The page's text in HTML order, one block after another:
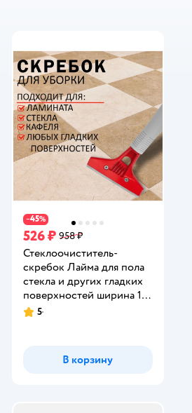
−45%
526 ₽ 958 ₽
Стеклоочиститель-
скребок Лайма для пола
стекла и других гладких
поверхностей ширина 10
см из стали
Рейтинг:
5
В корзину